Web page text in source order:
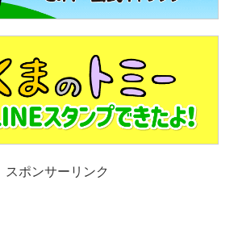
スポンサーリンク